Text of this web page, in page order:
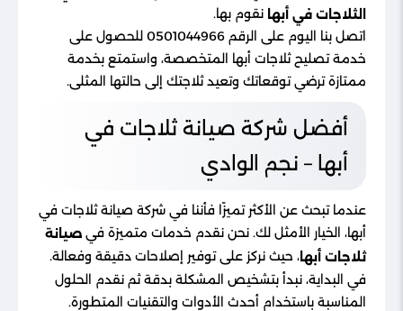
الثلاجات في أبها نقوم بها.
اتصل بنا اليوم على الرقم 0501044966 للحصول على
خدمة تصليح ثلاجات أبها المتخصصة، واستمتع بخدمة
ممتازة ترضي توقعاتك وتعيد ثلاجتك إلى حالتها المثلى.
أفضل شركة صيانة ثلاجات في
أبها – نجم الوادي
عندما تبحث عن الأكثر تميزًا فأننا في شركة صيانة ثلاجات في
أبها، الخيار الأمثل لك. نحن نقدم خدمات متميزة في صيانة
ثلاجات أبها، حيث نركز على توفير إصلاحات دقيقة وفعالة.
في البداية، نبدأ بتشخيص المشكلة بدقة ثم نقدم الحلول
المناسبة باستخدام أحدث الأدوات والتقنيات المتطورة.